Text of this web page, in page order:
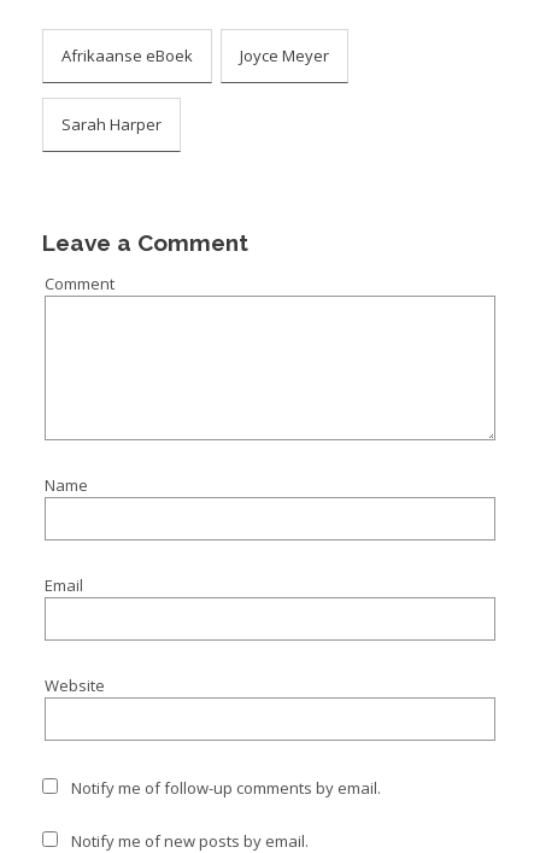
Afrikaanse eBoek Joyce Meyer
Sarah Harper
Leave a Comment
Comment
Name
Email
Website
Notify me of follow-up comments by email.
Notify me of new posts by email.